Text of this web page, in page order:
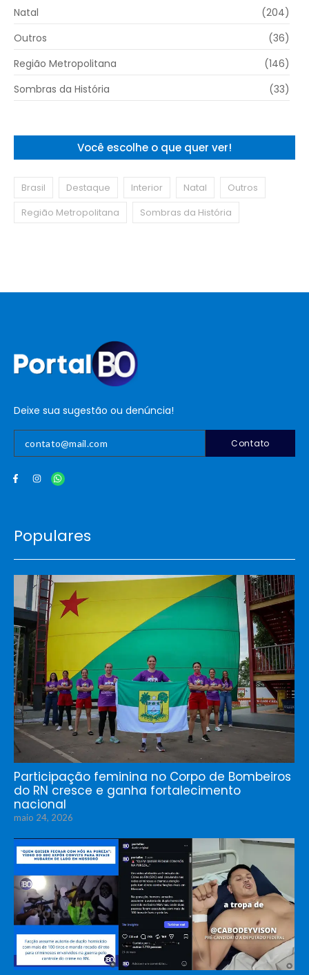
Natal
(204)
Outros
(36)
Região Metropolitana
(146)
Sombras da História
(33)
Você escolhe o que quer ver!
Brasil Destaque Interior Natal
Outros
Região Metropolitana
Sombras da História
Deixe sua sugestão ou denúncia!
Contato
Populares
Participação feminina no Corpo de Bombeiros
do RN cresce e ganha fortalecimento
nacional
maio 24, 2026